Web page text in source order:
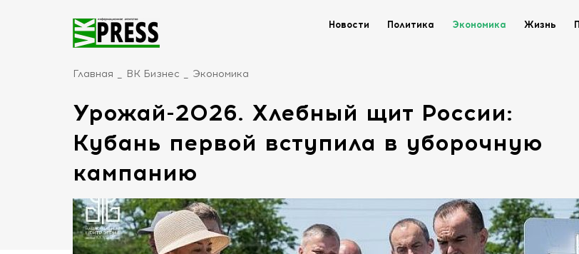
Новости Политика Экономика Жизнь
Главная ВК Бизнес Экономика
Урожай-2026. Хлебный щит России:
Кубань первой вступила в уборочную
кампанию